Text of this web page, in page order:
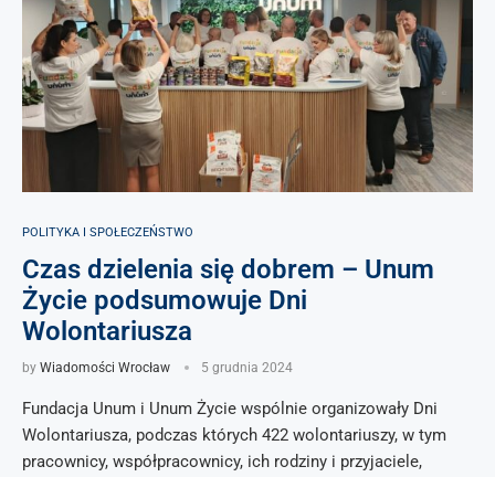
POLITYKA I SPOŁECZEŃSTWO
Czas dzielenia się dobrem – Unum
Życie podsumowuje Dni
Wolontariusza
by Wiadomości Wrocław 5 grudnia 2024
Fundacja Unum i Unum Życie wspólnie organizowały Dni
Wolontariusza, podczas których 422 wolontariuszy, w tym
pracownicy, współpracownicy, ich rodziny i przyjaciele,